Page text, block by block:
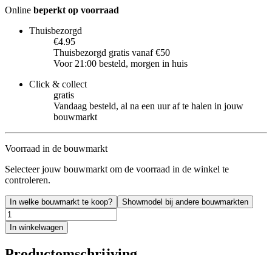
Online beperkt op voorraad
Thuisbezorgd
€4.95
Thuisbezorgd gratis vanaf €50
Voor 21:00 besteld, morgen in huis
Click & collect
gratis
Vandaag besteld, al na een uur af te halen in jouw
bouwmarkt
Voorraad in de bouwmarkt
Selecteer jouw bouwmarkt om de voorraad in de winkel te
controleren.
In welke bouwmarkt te koop? Showmodel bij andere bouwmarkten
In winkelwagen